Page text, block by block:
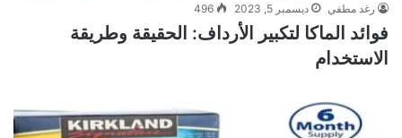
رغد مطفي ديسمبر 5, 2023 496
فوائد الماكا لتكبير الأرداف: الحقيقة وطريقة
الاستخدام